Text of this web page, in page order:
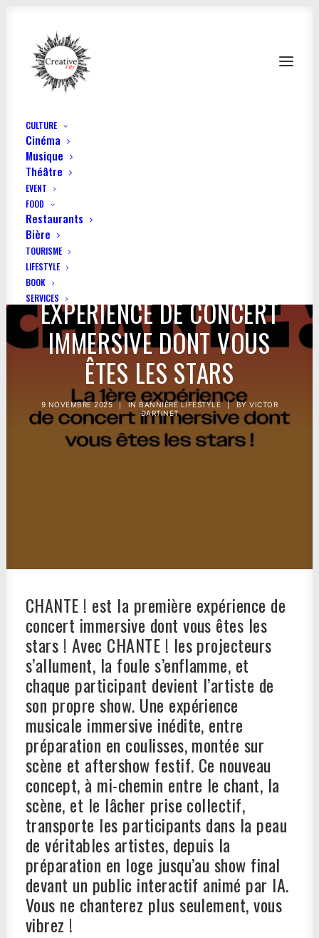
CULTURE
Cinéma
Musique
Théâtre
EVENT
FOOD
Restaurants
Bière
TOURISME
LIFESTYLE
BOOK
SERVICESCHANTE ! LA PREMIÈRE
EXPÉRIENCE DE CONCERT
IMMERSIVE DONT VOUS
ÊTES LES STARS
9 NOVEMBRE 2025 | INBANNIÈRE LIFESTYLE | BYVICTOR
DARTINET
CHANTE ! est la première expérience de
concert immersive dont vous êtes les
stars ! Avec CHANTE ! les projecteurs
s’allument, la foule s’enflamme, et
chaque participant devient l’artiste de
son propre show. Une expérience
musicale immersive inédite, entre
préparation en coulisses, montée sur
scène et aftershow festif. Ce nouveau
concept, à mi-chemin entre le chant, la
scène, et le lâcher prise collectif,
transporte les participants dans la peau
de véritables artistes, depuis la
préparation en loge jusqu’au show final
devant un public interactif animé par IA.
Vous ne chanterez plus seulement, vous
vibrez !